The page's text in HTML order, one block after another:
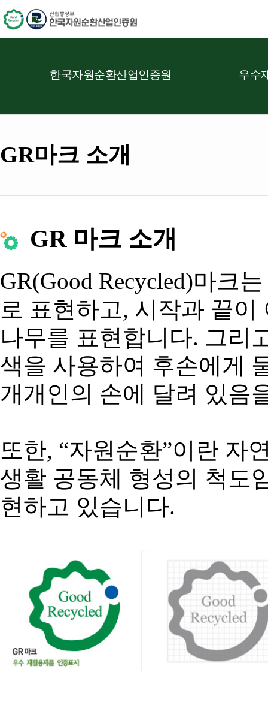
한국자원순환산업인증원 우수
GR마크 소개
GR 마크 소개
GR(Good Recycled)마크
로 표현하고, 시작과 끝
나무를 표현합니다. 그리
색을 사용하여 후손에게
개개인의 손에 달려 있음
또한, “자원순환”이란 자
생활 공동체 형성의 척도
현하고 있습니다.